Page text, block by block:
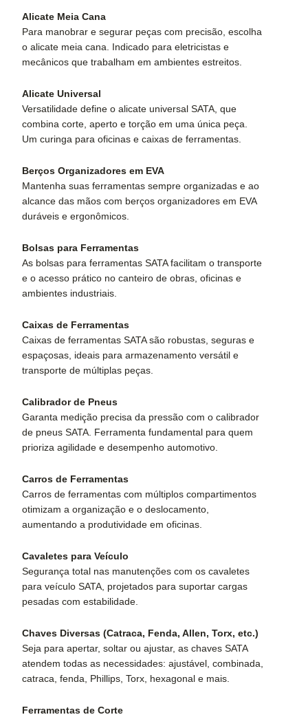
Alicate Meia Cana
Para manobrar e segurar peças com precisão, escolha
o alicate meia cana. Indicado para eletricistas e
mecânicos que trabalham em ambientes estreitos.
Alicate Universal
Versatilidade define o alicate universal SATA, que
combina corte, aperto e torção em uma única peça.
Um curinga para oficinas e caixas de ferramentas.
Berços Organizadores em EVA
Mantenha suas ferramentas sempre organizadas e ao
alcance das mãos com berços organizadores em EVA
duráveis e ergonômicos.
Bolsas para Ferramentas
As bolsas para ferramentas SATA facilitam o transporte
e o acesso prático no canteiro de obras, oficinas e
ambientes industriais.
Caixas de Ferramentas
Caixas de ferramentas SATA são robustas, seguras e
espaçosas, ideais para armazenamento versátil e
transporte de múltiplas peças.
Calibrador de Pneus
Garanta medição precisa da pressão com o calibrador
de pneus SATA. Ferramenta fundamental para quem
prioriza agilidade e desempenho automotivo.
Carros de Ferramentas
Carros de ferramentas com múltiplos compartimentos
otimizam a organização e o deslocamento,
aumentando a produtividade em oficinas.
Cavaletes para Veículo
Segurança total nas manutenções com os cavaletes
para veículo SATA, projetados para suportar cargas
pesadas com estabilidade.
Chaves Diversas (Catraca, Fenda, Allen, Torx, etc.)
Seja para apertar, soltar ou ajustar, as chaves SATA
atendem todas as necessidades: ajustável, combinada,
catraca, fenda, Phillips, Torx, hexagonal e mais.
Ferramentas de Corte